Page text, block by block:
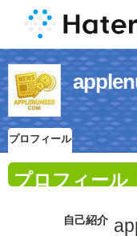
プロフィール
プロフィール
自己紹介